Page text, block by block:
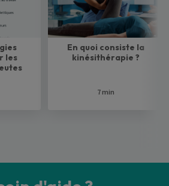
les
En quoi consiste la
kinésithérapie ?
7 min